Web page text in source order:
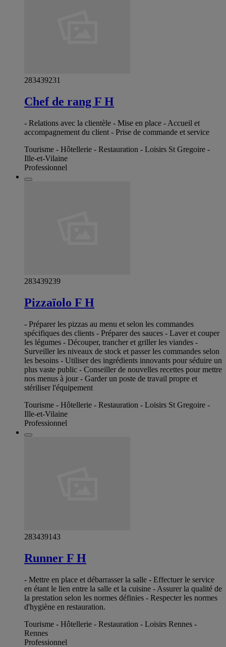
283439231
Chef de rang F H
- Relations avec la clientèle - Mise en place - Accueil et
accompagnement du client - Prise de commande et service
Tourisme - Hôtellerie - Restauration - Loisirs St Gregoire -
Ille-et-Vilaine
Professionnel
283439239
Pizzaïolo F H
- Préparer les pizzas au menu et selon les commandes
spécifiques des clients - Préparer des sauces - Laver et couper
les légumes - Découper, trancher et griller les viandes -
Surveiller les niveaux de stock et passer les commandes selon
les besoins - Utiliser des ingrédients innovants pour séduire un
plus vaste public - Conseiller de nouvelles recettes pour mettre
nos menus à jour - Garder un poste de travail propre et
stériliser l'équipement
Tourisme - Hôtellerie - Restauration - Loisirs St Gregoire -
Ille-et-Vilaine
Professionnel
283439143
Runner F H
- Mettre en place et débarrasser la salle - Effectuer le service
en étant le lien entre la salle et la cuisine - Assurer la qualité de
la prestation selon les normes définies - Respecter les normes
d'hygiène en restauration.
Tourisme - Hôtellerie - Restauration - Loisirs Rennes -
Rennes
Professionnel